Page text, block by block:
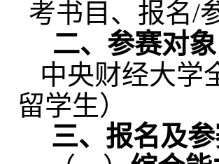
考书目、报名/
二、参赛对象
中央财经大学
留学生）
三、 报名及